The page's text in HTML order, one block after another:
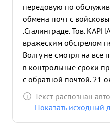
передовую по
обмена почт с
.Сталинграде. Тов.
вражеским обстрелом
Волгу не смотря на все
в контрольные сроки
с обратной почтой. 21
КАРНАУХОВ при
обязанностей на
Текст распознан
Показать исходный